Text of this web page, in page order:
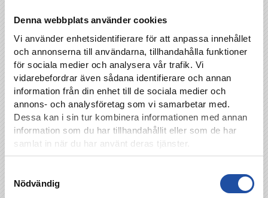
Denna webbplats använder cookies
Vi använder enhetsidentifierare för att anpassa innehållet
och annonserna till användarna, tillhandahålla funktioner
för sociala medier och analysera vår trafik. Vi
vidarebefordrar även sådana identifierare och annan
information från din enhet till de sociala medier och
annons- och analysföretag som vi samarbetar med.
Dessa kan i sin tur kombinera informationen med annan
information som du har tillhandahållit eller som de har
samlat in när du har använt deras tjänster.
Nödvändig
Plus!Med Highlights Plus kan du följa alla IFK
Norrköpings matcher i Allsvenskan direkt i vår
app.
Butiken i Linden köpcentrum är öppen torsdag
28/10 klockan 11-18 och söndag 31/10
klockan 12-15 – välkommen dit!
Inför varje hemmamatch under årets säsong
har du möjlighet att vinna en av spelarnas
använda matchtröjor. Nu kan du vinna
Dagens matchvärd är
, din lokala
Volkswagen-återförsäljare.